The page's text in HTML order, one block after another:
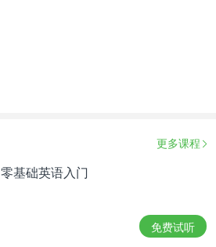
更多课程
零基础英语入门
免费试听